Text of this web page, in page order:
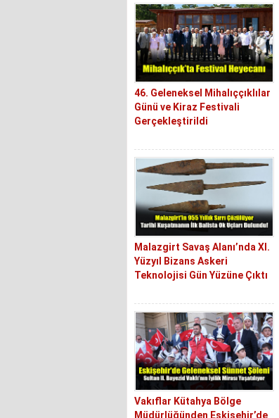
46. Geleneksel Mihalıççıklılar
Günü ve Kiraz Festivali
Gerçekleştirildi
Malazgirt Savaş Alanı’nda XI.
Yüzyıl Bizans Askeri
Teknolojisi Gün Yüzüne Çıktı
Vakıflar Kütahya Bölge
Müdürlüğünden Eskişehir’de